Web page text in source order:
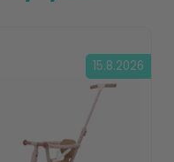
15.8.2026